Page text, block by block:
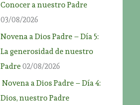
Conocer a nuestro Padre
03/08/2026
Novena a Dios Padre – Día 5:
La generosidad de nuestro
Padre 02/08/2026
Novena a Dios Padre – Día 4:
Dios, nuestro Padre